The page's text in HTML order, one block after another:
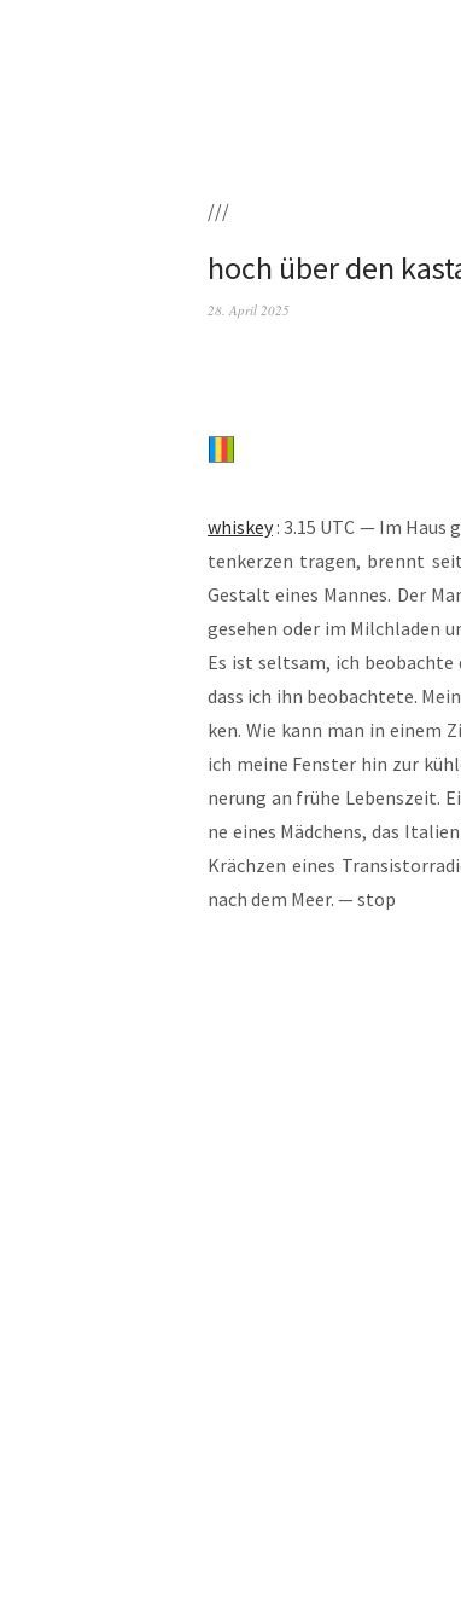
///
hoch über den
28. April 2025
whis­key: 3.15 UTC — Im Haus
ten­ker­zen tra­gen, brennt
Gestalt eines Man­nes. Der
gese­hen oder im Milch­la­den
Es ist selt­sam, ich
dass ich ihn beob­ach­te­te.
ken. Wie kann man in einem
ich mei­ne Fens­ter hin zur
ne­rung an frü­he Lebens­zeit.
ne eines Mäd­chens, das
Kräch­zen eines
nach dem Meer. — stop